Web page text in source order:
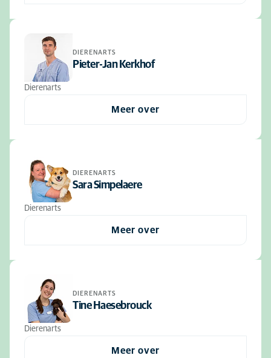
DIERENARTS
Pieter-Jan Kerkhof
Dierenarts
Meer over
DIERENARTS
Sara Simpelaere
Dierenarts
Meer over
DIERENARTS
Tine Haesebrouck
Dierenarts
Meer over